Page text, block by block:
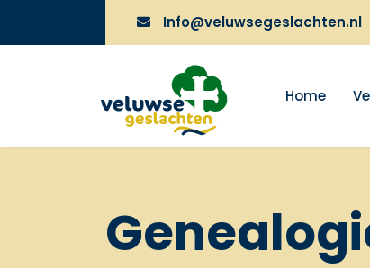
Info@veluwsegeslachten.nl
Home